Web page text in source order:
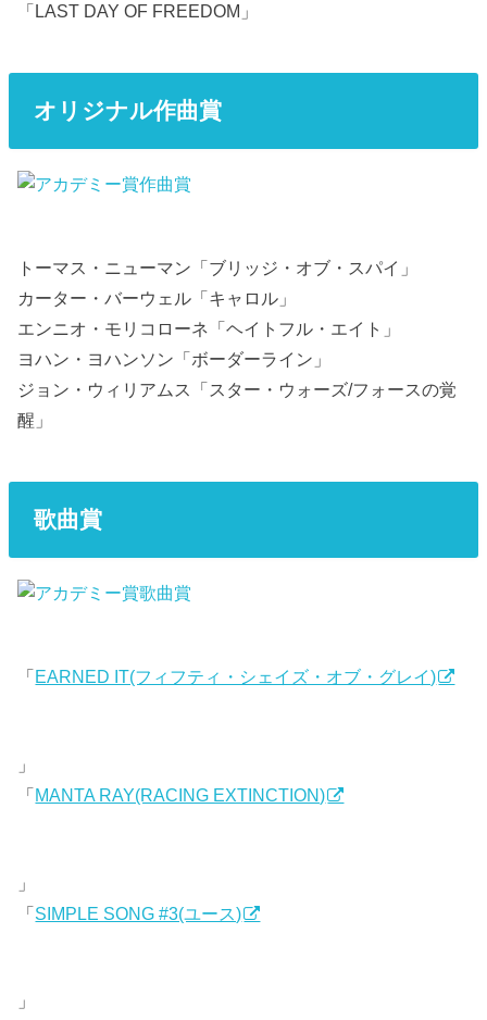
「LAST DAY OF FREEDOM」
オリジナル作曲賞
トーマス・ニューマン「ブリッジ・オブ・スパイ」
カーター・バーウェル「キャロル」
エンニオ・モリコローネ「ヘイトフル・エイト」
ヨハン・ヨハンソン「ボーダーライン」
ジョン・ウィリアムス「スター・ウォーズ/フォースの覚
醒」
歌曲賞
「 EARNED IT(フィフティ・シェイズ・オブ・グレイ)
」
「MANTA RAY(RACING EXTINCTION)
」
「SIMPLE SONG #3(ユース)
」